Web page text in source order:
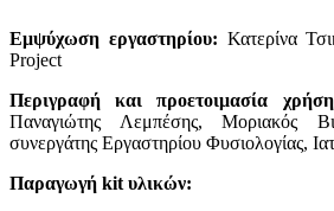
Εμψύχωση εργαστηρίου: Κατερίνα
Project
Περιγραφή και προετοιμασία
Παναγιώτης Λεμπέσης, Μοριακός
συνεργάτης Εργαστηρίου Φυσιολογίας,
Παραγωγή kit υλικών: